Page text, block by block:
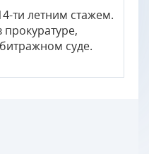
ти летним стажем.
суде.